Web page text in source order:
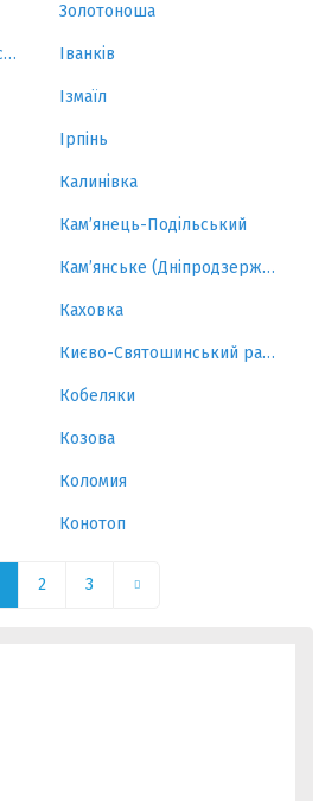
Золотоноша
Золочів (Львівська область) Іванків
Ізмаїл
Ірпінь
Калинівка
Кам’янець-Подільський
Кам’янське (Дніпродзержинськ)
Каховка
Києво-Святошинський район
Кобеляки
Козова
Коломия
Конотоп
2 3